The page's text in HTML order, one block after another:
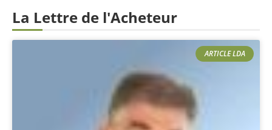
La Lettre de l'Acheteur
ARTICLE LDA